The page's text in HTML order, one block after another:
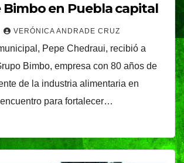
en Puebla capital
VERÓNICA ANDRADE CRUZ
Pepe Chedraui, recibió a
Bimbo, empresa con 80 años de
de la industria alimentaria en
para fortalecer…